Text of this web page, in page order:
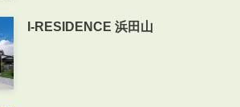
I-RESIDENCE 浜田山